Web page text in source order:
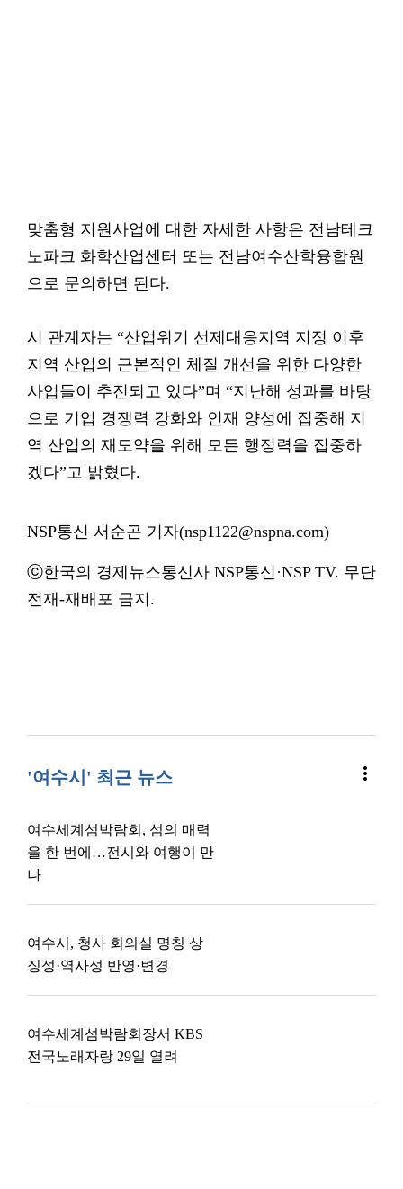
맞춤형 지원사업에 대한 자세한 사항은 전남테크
노파크 화학산업센터 또는 전남여수산학융합원
으로 문의하면 된다.
시 관계자는 “산업위기 선제대응지역 지정 이후
지역 산업의 근본적인 체질 개선을 위한 다양한
사업들이 추진되고 있다”며 “지난해 성과를 바탕
으로 기업 경쟁력 강화와 인재 양성에 집중해 지
역 산업의 재도약을 위해 모든 행정력을 집중하
겠다”고 밝혔다.
NSP통신 서순곤 기자(nsp1122@nspna.com)
ⓒ한국의 경제뉴스통신사 NSP통신·NSP TV. 무단
전재-재배포 금지.
'여수시' 최근 뉴스 more_vert
여수세계섬박람회, 섬의 매력
을 한 번에…전시와 여행이 만
나
여수시, 청사 회의실 명칭 상
징성·역사성 반영·변경
여수세계섬박람회장서 KBS
전국노래자랑 29일 열려